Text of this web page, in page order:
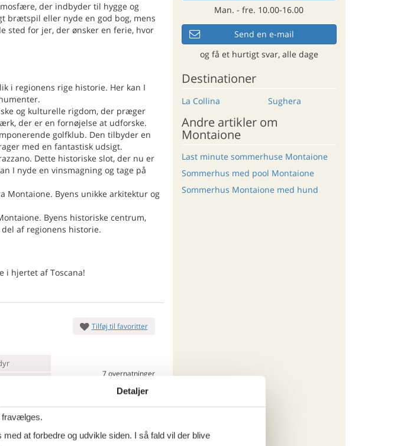
der indbyder til hygge og
brætspil eller nyde en god bog, mens
sted for jer, der ønsker en ferie, hvor
i regionens rige historie. Her kan I
og kulturelle rigdom, der præger
der er en fornøjelse at udforske.
golfklub. Den tilbyder en
med en fantastisk udsigt.
Dette historiske slot, der nu er
I nyde en vinsmagning og tage på
Montaione. Byens unikke arkitektur og
Byens historiske centrum,
af regionens historie.
i hjertet af Toscana!
Tilføj til favoritter
7 overnatninger
11.483,-
Inkl. rengøring og forsikring
Man. - fre. 10.00-16.00
Send en e-mail
og få et hurtigt svar, alle dage
Destinationer
La Collina Sughera
Andre artikler om
Montaione
Last minute sommerhuse Montaione
Sommerhus med pool Montaione
Sommerhus Montaione med hund
Detaljer
fravælges.
at forbedre og udvikle siden. I så fald vil der blive